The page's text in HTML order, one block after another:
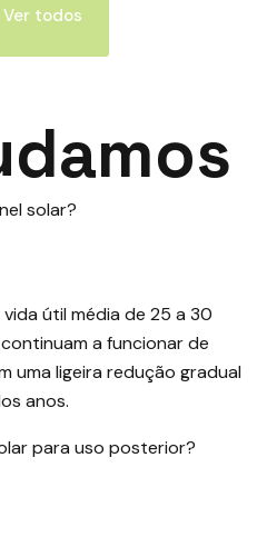
Ver todos
solar?
útil média de 25 a 30
a funcionar de
uma ligeira redução gradual
anos.
para uso posterior?